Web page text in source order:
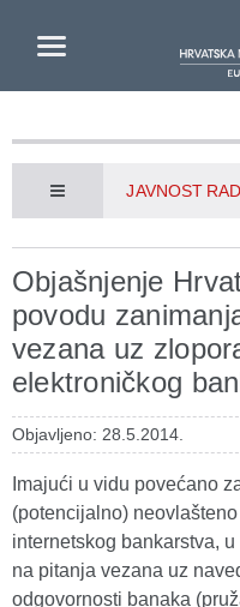
JAVNOST
Objašnjenje
povodu
vezana uz
elektroničkog
Objavljeno: 28.5.2014.
Imajući u vidu povećano
(potencijalno)
internetskog bankarstva,
na pitanja vezana uz
odgovornosti banaka